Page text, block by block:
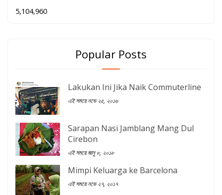
5,104,960
Popular Posts
Lakukan Ini Jika Naik Commuterline
এই সময়ে নভে ২৫, ২০১৬
Sarapan Nasi Jamblang Mang Dul
Cirebon
এই সময়ে জানু ৮, ২০১৮
Mimpi Keluarga ke Barcelona
এই সময়ে নভে ২৭, ২০১৭